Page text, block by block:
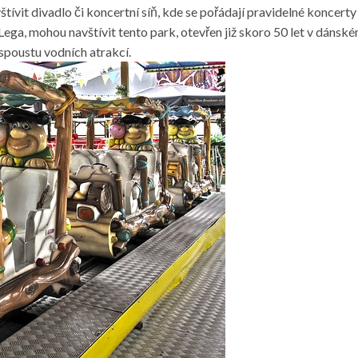
divadlo či koncertní síň, kde se pořádají pravidelné
mohou navštívit tento park, otevřen již skoro 50 let v
vodních atrakcí.